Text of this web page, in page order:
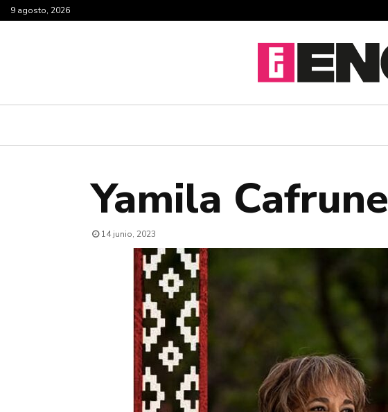
9 agosto, 2026
Yamila Cafrune
14 junio, 2023